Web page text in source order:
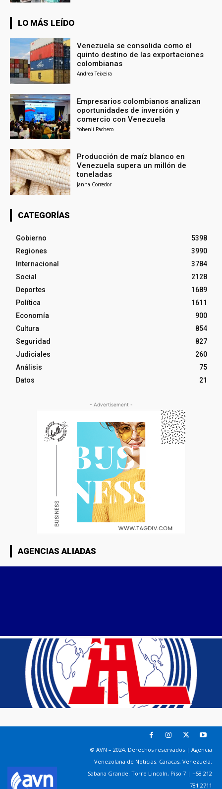
LO MÁS LEÍDO
Venezuela se consolida como el
quinto destino de las exportaciones
colombianas
Andrea Teixeira
Empresarios colombianos analizan
oportunidades de inversión y
comercio con Venezuela
Yohenli Pacheco
Producción de maíz blanco en
Venezuela supera un millón de
toneladas
Janna Corredor
CATEGORÍAS
Gobierno
5398
Regiones
3990
Internacional
3784
Social
2128
Deportes
1689
Política
1611
Economía
900
Cultura
854
Seguridad
827
Judiciales
260
Análisis
75
Datos
21
- Advertisement -
AGENCIAS ALIADAS
© AVN – 2024. Derechos reservados | Agencia
Venezolana de Noticias. Caracas, Venezuela.
Sabana Grande. Torre Lincoln, Piso 7 | +58 212
781 2711